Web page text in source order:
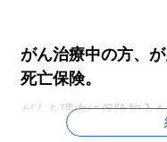
がん治療中の方、
死亡保険。
がんを理由に保険加入
ためにお葬式代などご